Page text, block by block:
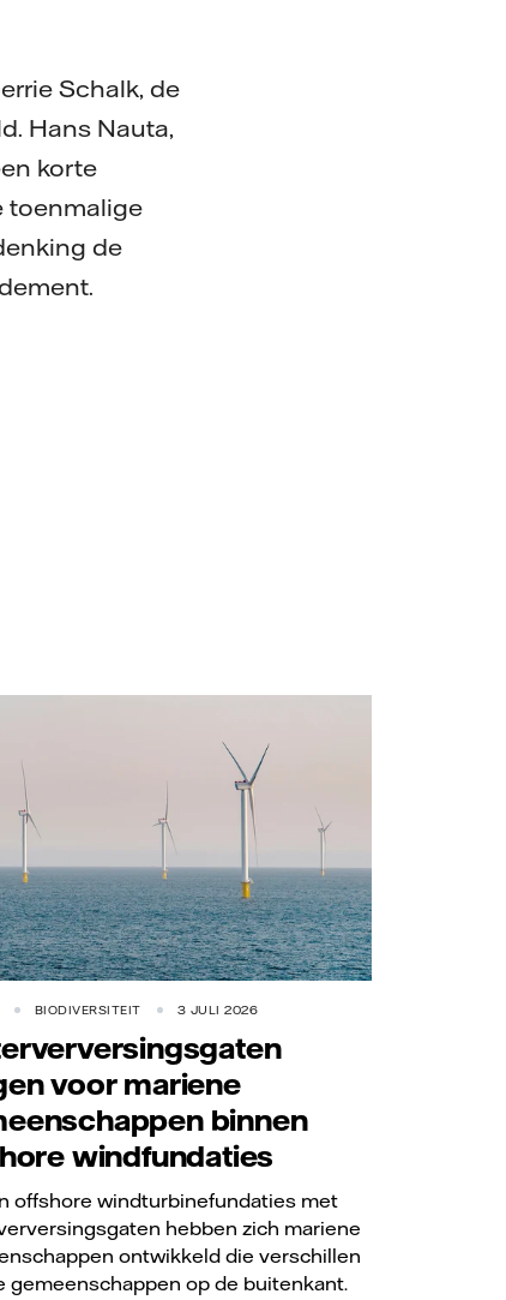
Schalk, de
Hans Nauta,
korte
toenmalige
de
BIODIVERSITEIT 3 JULI 2026
voor mariene
binnen
windfundaties
offshore windturbinefundaties met
hebben zich mariene
ontwikkeld die verschillen
gemeenschappen op de buitenkant.